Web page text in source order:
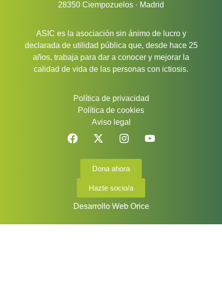
28350 Ciempozuelos · Madrid
ASIC es la asociación sin ánimo de lucro y
declarada de utilidad pública que, desde hace 25
años, trabaja para dar a conocer y mejorar la
calidad de vida de las personas con ictiosis.
Política de privacidad
Política de cookies
Aviso legal
Dona ahora
Hazte socio/a
Desarrollo Web Orice